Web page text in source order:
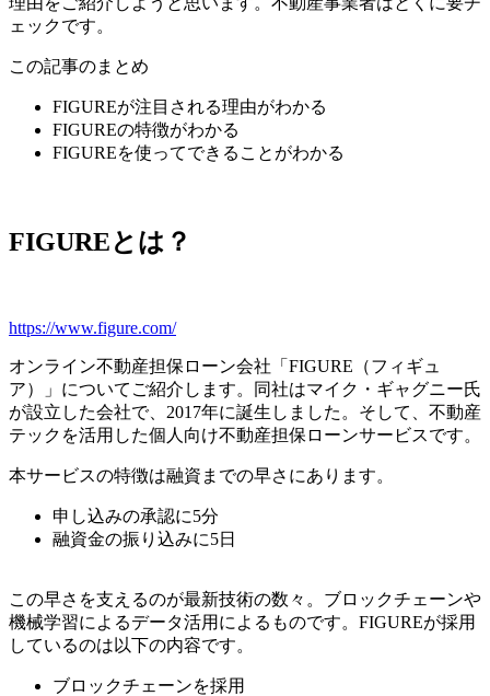
ェックです。
この記事のまとめ
FIGUREが注目される理由がわかる
FIGUREの特徴がわかる
FIGUREを使ってできることがわかる
FIGUREとは？
https://www.figure.com/
オンライン不動産担保ローン会社「FIGURE（フィギュ
ア）」についてご紹介します。同社はマイク・ギャグニー氏
が設立した会社で、2017年に誕生しました。そして、不動産
テックを活用した個人向け不動産担保ローンサービスです。
本サービスの特徴は融資までの早さにあります。
申し込みの承認に5分
融資金の振り込みに5日
この早さを支えるのが最新技術の数々。ブロックチェーンや
機械学習によるデータ活用によるものです。FIGUREが採用
しているのは以下の内容です。
ブロックチェーンを採用